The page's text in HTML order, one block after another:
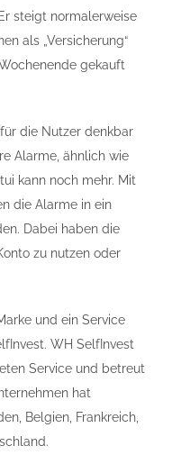
steigt normalerweise
als „Versicherung“
gekauft
die Nutzer denkbar
Alarme, ähnlich wie
kann noch mehr. Mit
die Alarme in ein
Dabei haben die
zu nutzen oder
und ein Service
WH SelfInvest
Service und betreut
hat
Belgien, Frankreich,